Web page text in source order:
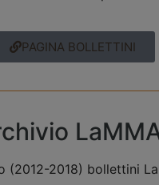
PAGINA BOLLETTINI
(2012-2018) bollettini